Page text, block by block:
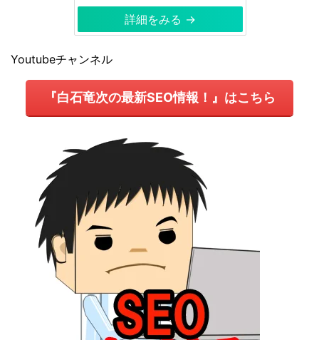
詳細をみる →
Youtubeチャンネル
『白石竜次の最新SEO情報！』はこちら